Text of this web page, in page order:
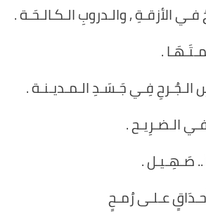
فـي الأزقـةِ , والـدروبِ الـكـالـحَـة .
.
الـجُـرحِ فِـي جَـسَـدِ الـمـديـنـة .
الـضـرِيـح .
.. صَـهِـيـل .
عـلـى رُمـحٍ